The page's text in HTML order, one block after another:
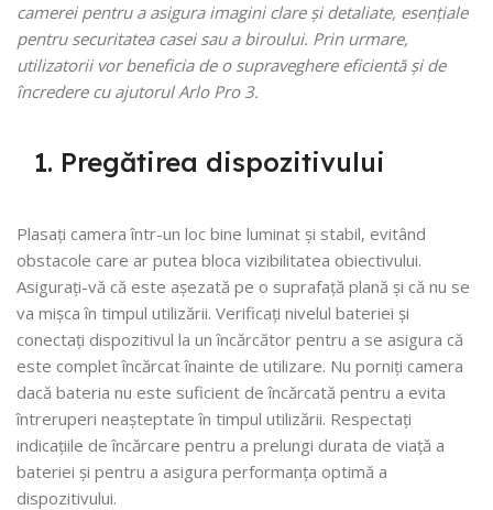
camerei pentru a asigura imagini clare și detaliate, esențiale
pentru securitatea casei sau a biroului. Prin urmare,
utilizatorii vor beneficia de o supraveghere eficientă și de
încredere cu ajutorul Arlo Pro 3.
1. Pregătirea dispozitivului
Plasați camera într-un loc bine luminat și stabil, evitând
obstacole care ar putea bloca vizibilitatea obiectivului.
Asigurați-vă că este așezată pe o suprafață plană și că nu se
va mișca în timpul utilizării. Verificați nivelul bateriei și
conectați dispozitivul la un încărcător pentru a se asigura că
este complet încărcat înainte de utilizare. Nu porniți camera
dacă bateria nu este suficient de încărcată pentru a evita
întreruperi neașteptate în timpul utilizării. Respectați
indicațiile de încărcare pentru a prelungi durata de viață a
bateriei și pentru a asigura performanța optimă a
dispozitivului.